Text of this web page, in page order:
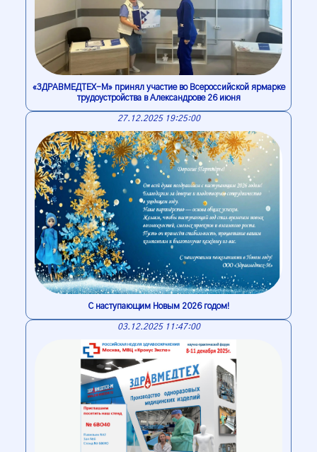
«ЗДРАВМЕДТЕХ-М» принял участие во Всероссийской ярмарке
трудоустройства в Александрове 26 июня
27.12.2025 19:25:00
С наступающим Новым 2026 годом!
03.12.2025 11:47:00